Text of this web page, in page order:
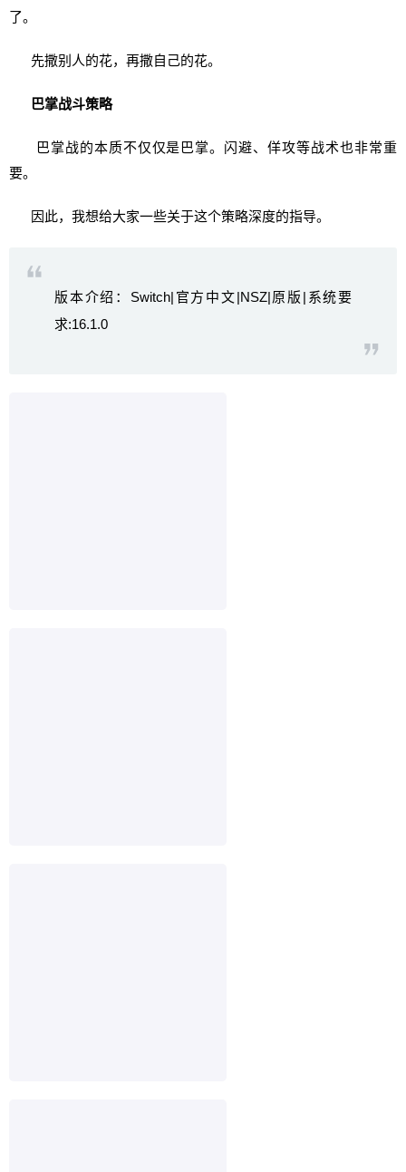
了。
先撒别人的花，再撒自己的花。
巴掌战斗策略
巴掌战的本质不仅仅是巴掌。闪避、佯攻等战术也非常重
要。
因此，我想给大家一些关于这个策略深度的指导。
版本介绍：Switch|官方中文|NSZ|原版|系统要
求:16.1.0